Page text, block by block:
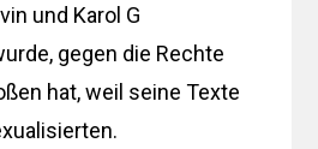
und Karol G
gegen die Rechte
hat, weil seine Texte